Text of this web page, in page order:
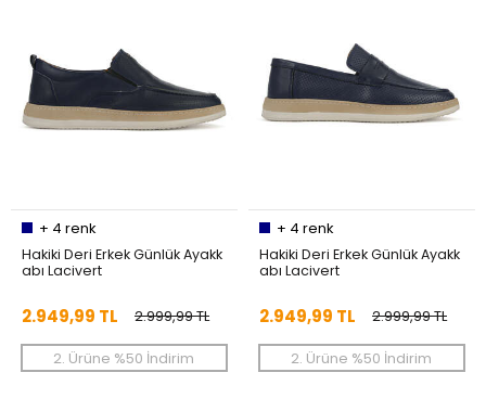
+ 4 renk
Hakiki Deri Erkek Günlük Ayakk
abı Lacivert
2.999,99 TL
2.949,99 TL
2. Ürüne %50 İndirim
+ 4 renk
Hakiki Deri Erkek Günlük Ayakk
abı Lacivert
2.999,99 TL
2.949,99 TL
2. Ürüne %50 İndirim